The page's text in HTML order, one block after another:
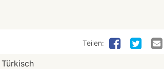
Teilen:
Türkisch